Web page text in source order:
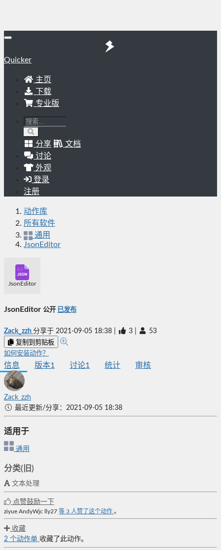
Quicker
主页
下载
专业版
分享
文档
讨论
外观
登录
注册
动作库
所有软件
通用
JsonEditor
JsonEditor
JsonEditor 公开 已发布
Zack_zzh 分享于 2021-09-05 18:38 3 53
复制到剪贴板
如何安装动作？
信息 版本1 讨论1 统计 审核
Zack_zzh
最近更新/分享：2021-09-05 18:38
适用于
通用
分类(旧)
文本处理
点赞鼓励一下
ziyue AndyWjc lly27 等 3 人赞了这个动作 。
收藏
2 个动作单 收藏了此动作。